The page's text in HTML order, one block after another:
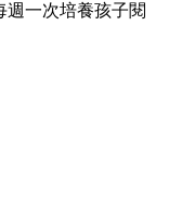
週一次培養孩子閱